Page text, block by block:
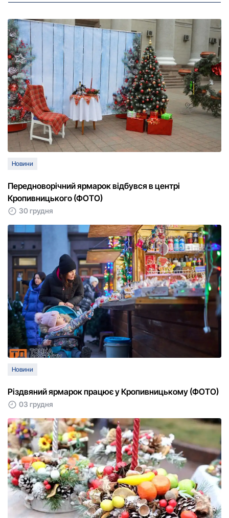
Новини
Передноворічний ярмарок відбувся в центрі
Кропивницького (ФОТО)
30 грудня
Новини
Різдвяний ярмарок працює у Кропивницькому (ФОТО)
03 грудня